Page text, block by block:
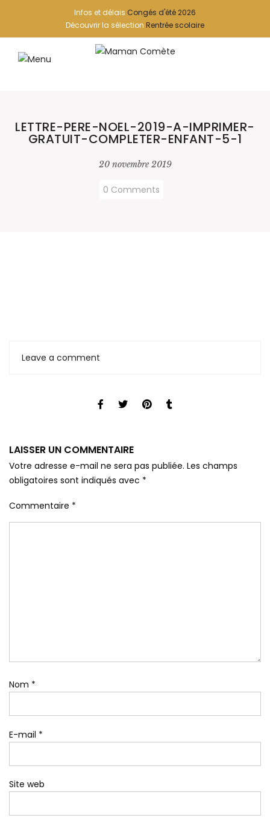
Infos et délais Congés d'été 2026
Découvrir la sélection Rentrée scolaire
LETTRE-PERE-NOEL-2019-A-IMPRIMER-
GRATUIT-COMPLETER-ENFANT-5-1
20 novembre 2019
0 Comments
Leave a comment
LAISSER UN COMMENTAIRE
Votre adresse e-mail ne sera pas publiée. Les champs
obligatoires sont indiqués avec *
Commentaire *
Nom *
E-mail *
Site web